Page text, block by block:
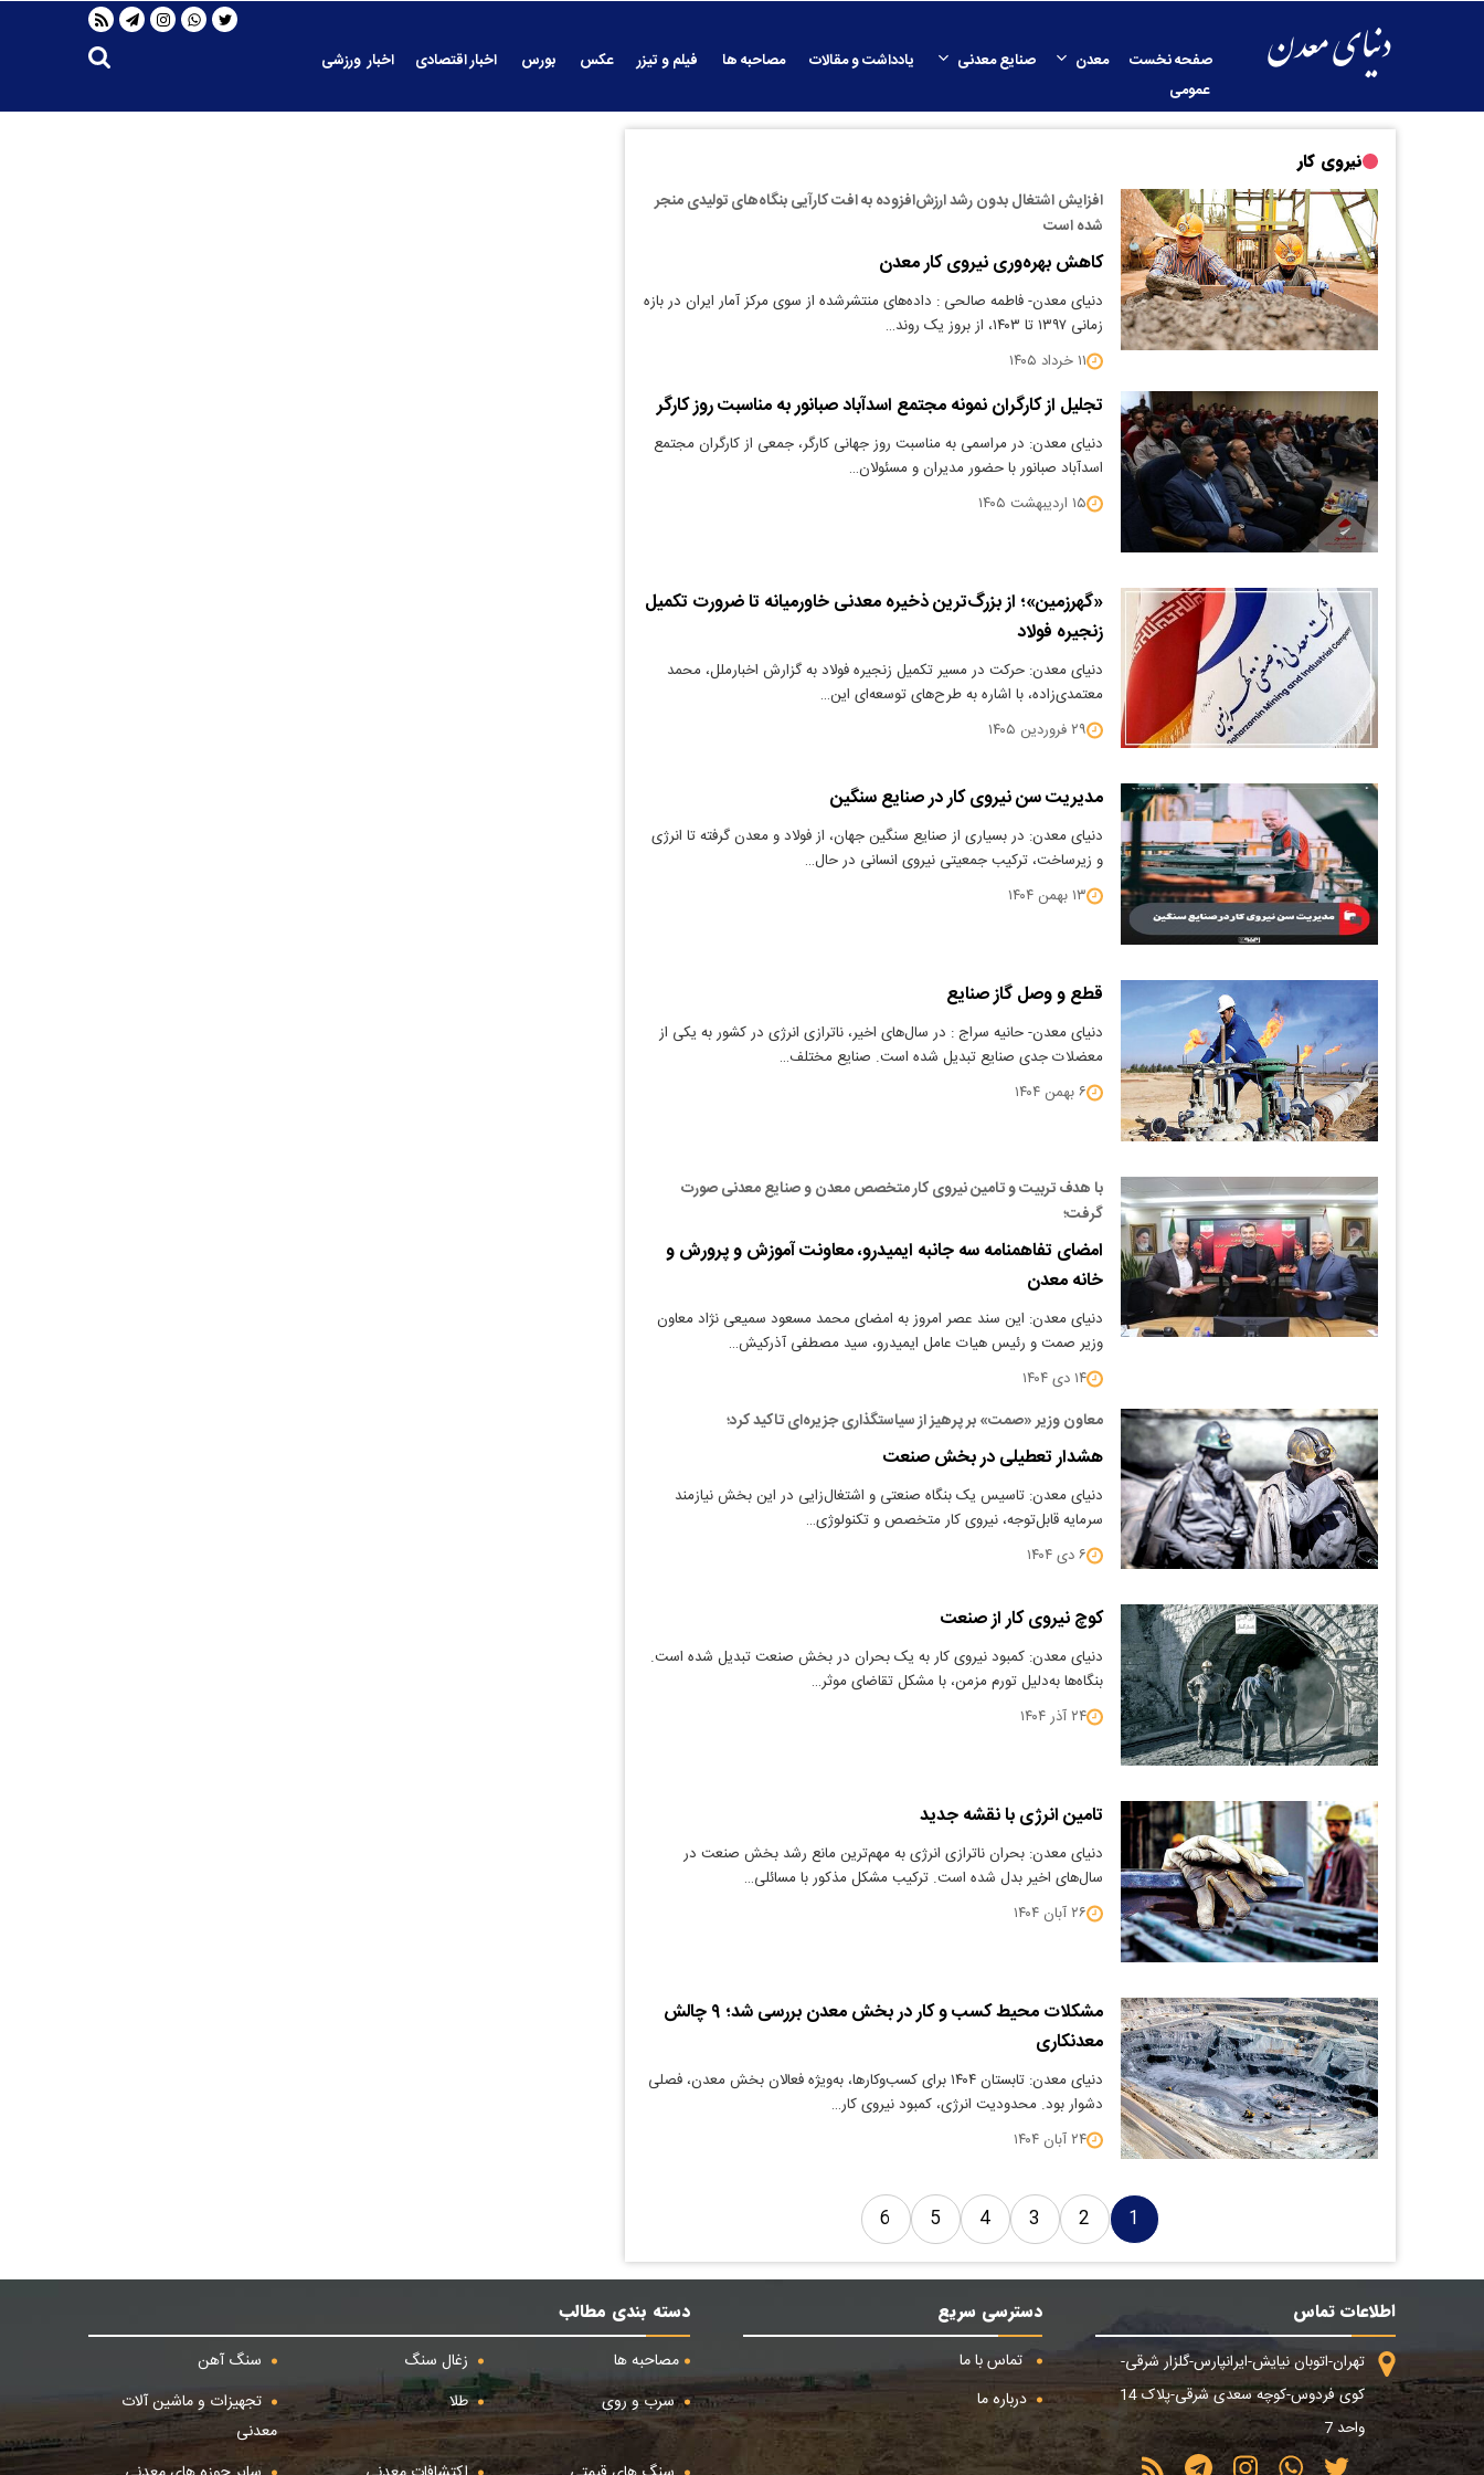
صفحه نخست معدن صنایع معدنی یادداشت و مقالات مصاحبه ها فیلم و تیزر عکس بورس اخبار اقتصادی
اخبار ورزشی
عمومی
نیروی کار
افزایش اشتغال بدون رشد ارزش‌افزوده به افت کارآیی بنگاه‌های تولیدی منجر
شده است
کاهش بهره‌وری نیروی‌ کار معدن
دنیای معدن- فاطمه صالحی : داده‌های منتشرشده از سوی مرکز آمار ایران در بازه
زمانی ۱۳۹۷ تا ۱۴۰۳، از بروز یک روند…
۱۱ خرداد ۱۴۰۵
تجلیل از کارگران نمونه مجتمع اسدآباد صبانور به مناسبت روز کارگر
دنیای معدن: در مراسمی به مناسبت روز جهانی کارگر، جمعی از کارگران مجتمع
اسدآباد صبانور با حضور مدیران و مسئولان…
۱۵ اردیبهشت ۱۴۰۵
«گهرزمین»؛ از بزرگ‌ترین ذخیره معدنی خاورمیانه تا ضرورت تکمیل
زنجیره فولاد
دنیای معدن: حرکت در مسیر تکمیل زنجیره فولاد به گزارش اخبارملل، محمد
معتمدی‌زاده، با اشاره به طرح‌های توسعه‌ای این…
۲۹ فروردین ۱۴۰۵
مدیریت سن نیروی کار در صنایع سنگین
دنیای معدن: در بسیاری از صنایع سنگین جهان، از فولاد و معدن گرفته تا انرژی
و زیرساخت، ترکیب جمعیتی نیروی انسانی در حال…
۱۳ بهمن ۱۴۰۴
قطع و وصل گاز صنایع
دنیای معدن- حانیه سراج : در سال‌های اخیر، ناترازی انرژی در کشور به یکی از
معضلات جدی صنایع تبدیل شده است. صنایع مختلف…
۶ بهمن ۱۴۰۴
با هدف تربیت و تامین نیروی کار متخصص معدن و صنایع معدنی صورت
گرفت؛
امضای تفاهمنامه سه جانبه ایمیدرو، معاونت آموزش و پرورش و
خانه معدن
دنیای معدن: این سند عصر امروز به امضای محمد مسعود سمیعی نژاد معاون
وزیر صمت و رئیس هیات عامل ایمیدرو، سید مصطفی آذرکیش…
۱۴ دی ۱۴۰۴
معاون وزیر «صمت» بر پرهیز از سیاستگذاری جزیره‌ای تاکید کرد؛
هشدار تعطیلی در بخش صنعت
دنیای معدن: تاسیس یک بنگاه صنعتی و اشتغال‌زایی در این بخش نیازمند
سرمایه قابل‌توجه‌، نیروی کار متخصص و تکنولوژی…
۶ دی ۱۴۰۴
کوچ نیروی کار از صنعت
دنیای معدن: کمبود نیروی کار به یک بحران در بخش صنعت تبدیل شده است.
بنگاه‌ها به‌دلیل تورم مزمن، با مشکل تقاضای موثر…
۲۴ آذر ۱۴۰۴
تامین انرژی با نقشه جدید
دنیای معدن: بحران ناترازی انرژی به مهم‌ترین مانع رشد بخش صنعت در
سال‌های اخیر بدل شده است. ترکیب مشکل مذکور با مسائلی…
۲۶ آبان ۱۴۰۴
مشکلات محیط کسب و کار در بخش معدن بررسی شد؛ ۹ چالش
معدنکاری
دنیای معدن: تابستان ۱۴۰۴ برای کسب‌و‌کار‌ها، به‌ویژه فعالان بخش معدن، فصلی
دشوار بود. محدودیت‌ انرژی، کمبود نیروی‌ کار…
۲۴ آبان ۱۴۰۴
1
2
3
4
5
6
اطلاعات تماس
تهران-اتوبان نیایش-ایرانپارس-گلزار شرقی-
کوی فردوس-کوچه سعدی شرقی-پلاک 14
واحد 7
دسترسی سریع
تماس با ما
درباره ما
دسته بندی مطالب
مصاحبه ها
زغال سنگ
سنگ آهن
سرب و روی
طلا
تجهیزات و ماشین آلات
معدنی